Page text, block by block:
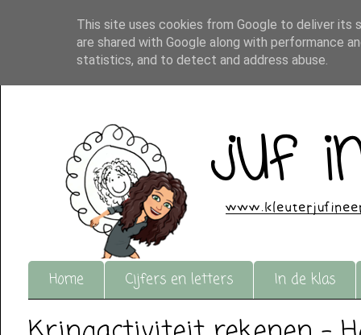
Home Cijfers en letters In de klas
This site uses cookies from Google to deliver its
are shared with Google along with performance
statistics, and to detect and address abuse.